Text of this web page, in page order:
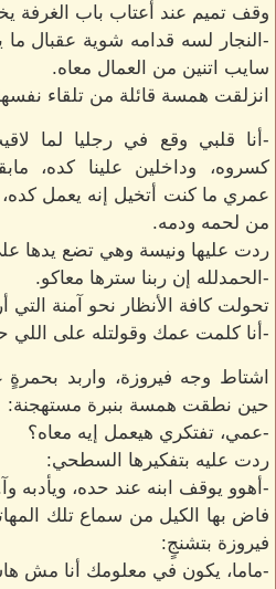
وقف تميم عند أعتاب باب الغرفة
-النجار لسه قدامه شوية عقبال
سايب اتنين من العمال معاه.
انزلقت همسة قائلة من تلقاء
-أنا قلبي وقع في رجليا لما
كسروه، وداخلين علينا كده،
عمري ما كنت أتخيل إنه يعمل
من لحمه ودمه.
ردت عليها ونيسة وهي تضع يدها
-الحمدلله إن ربنا سترها معاكو.
تحولت كافة الأنظار نحو آمنة التي
-أنا كلمت عمك وقولتله على
اشتاط وجه فيروزة، واربد
حين نطقت همسة بنبرة مستهجنة:
-عمي، تفتكري هيعمل إيه معاه؟
ردت عليه بتفكيرها السطحي:
-أهوو يوقف ابنه عند حده، ويأدبه
فاض بها الكيل من سماع تلك
فيروزة بتشنجٍ:
-ماما، يكون في معلومك أنا مش